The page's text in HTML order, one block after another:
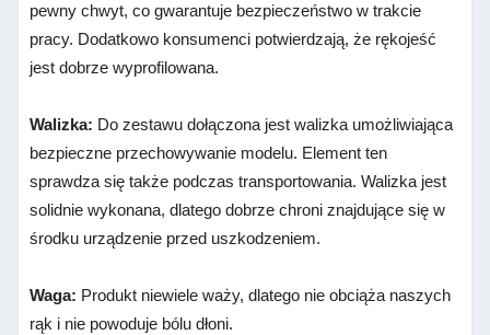
pewny chwyt, co gwarantuje bezpieczeństwo w trakcie
pracy. Dodatkowo konsumenci potwierdzają, że rękojeść
jest dobrze wyprofilowana.
Walizka: Do zestawu dołączona jest walizka umożliwiająca
bezpieczne przechowywanie modelu. Element ten
sprawdza się także podczas transportowania. Walizka jest
solidnie wykonana, dlatego dobrze chroni znajdujące się w
środku urządzenie przed uszkodzeniem.
Waga: Produkt niewiele waży, dlatego nie obciąża naszych
rąk i nie powoduje bólu dłoni.